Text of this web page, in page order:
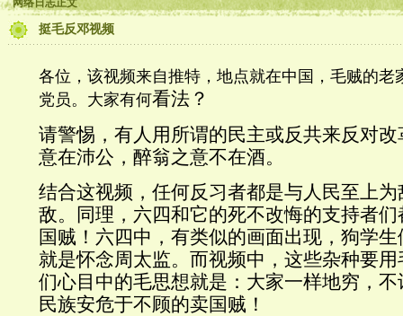
网络日志正文
挺毛反邓视频
各位，该视频来自推特，地点就在中国，毛贼的老
党员。大家有何看法？
请警惕，有人用所谓的民主或反共来反对
意在沛公，醉翁之意不在酒。
结合这视频，任何反习者都是与人民至上
敌。
同理，六四和它的死不改悔的支持者
国贼！ 六四中，有类似的画面出现，狗学
就是怀念周太监。而视频中，这些杂种要
们心目中的毛思想就是：大家一样地穷，
民族安危于不顾的卖国贼！